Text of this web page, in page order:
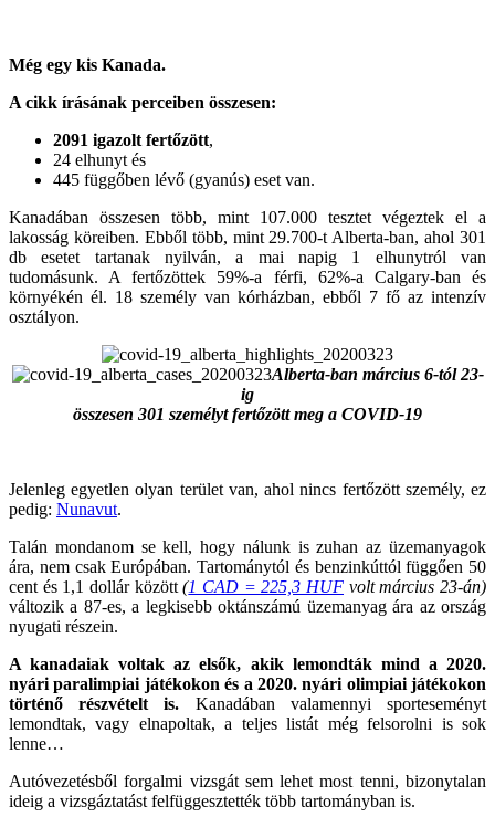
Még egy kis Kanada.
A cikk írásának perceiben összesen:
2091 igazolt fertőzött,
24 elhunyt és
445 függőben lévő (gyanús) eset van.
Kanadában összesen több, mint 107.000 tesztet végeztek el a
lakosság köreiben. Ebből több, mint 29.700-t Alberta-ban, ahol 301
db esetet tartanak nyilván, a mai napig 1 elhunytról van
tudomásunk. A fertőzöttek 59%-a férfi, 62%-a Calgary-ban és
környékén él. 18 személy van kórházban, ebből 7 fő az intenzív
osztályon.
Alberta-ban március 6-tól 23-
ig
összesen 301 személyt fertőzött meg a COVID-19
Jelenleg egyetlen olyan terület van, ahol nincs fertőzött személy, ez
pedig: Nunavut.
Talán mondanom se kell, hogy nálunk is zuhan az üzemanyagok
ára, nem csak Európában. Tartománytól és benzinkúttól függően 50
cent és 1,1 dollár között(1 CAD = 225,3 HUF volt március 23-án)
változik a 87-es, a legkisebb oktánszámú üzemanyag ára az ország
nyugati részein.
A kanadaiak voltak az elsők, akik lemondták mind a 2020.
nyári paralimpiai játékokon és a 2020. nyári olimpiai játékokon
történő részvételt is. Kanadában valamennyi sporteseményt
lemondtak, vagy elnapoltak, a teljes listát még felsorolni is sok
lenne…
Autóvezetésből forgalmi vizsgát sem lehet most tenni, bizonytalan
ideig a vizsgáztatást felfüggesztették több tartományban is.